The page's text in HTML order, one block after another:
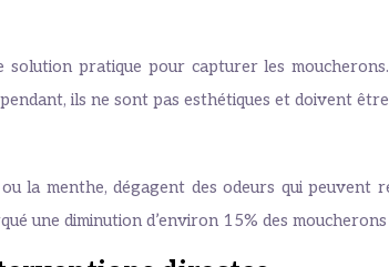
solution pratique pour capturer les
ils ne sont pas esthétiques et doivent
la menthe, dégagent des odeurs qui peuvent
une diminution d’environ 15% des